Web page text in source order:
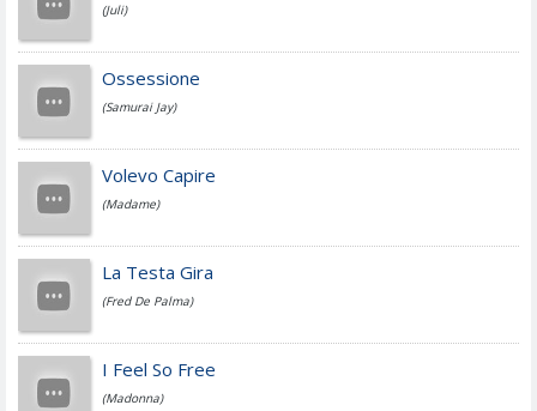
Cesare Cremonini
Jovanotti
Fedez
Simone Cristicchi
(Juli)
Ossessione
(Samurai Jay)
Volevo Capire
(Madame)
La Testa Gira
(Fred De Palma)
I Feel So Free
(Madonna)